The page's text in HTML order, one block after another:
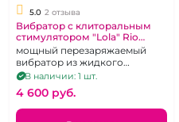
5.0 2 отзыва
Вибратор с клиторальным
стимулятором "Lola" Rio
Sunset
мощный перезаряжаемый
вибратор из жидкого
силикона, гибкий,
изысканный винный цвет, 10
режимов,
водонепроницаемый
В наличии: 1 шт.
4 600 pуб.